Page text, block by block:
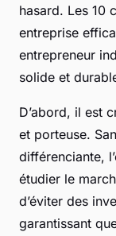
hasard. Les 10
entreprise
entrepreneur
solide et
D’abord, il est
et porteuse.
différenciante,
étudier le
d’éviter des
garantissant